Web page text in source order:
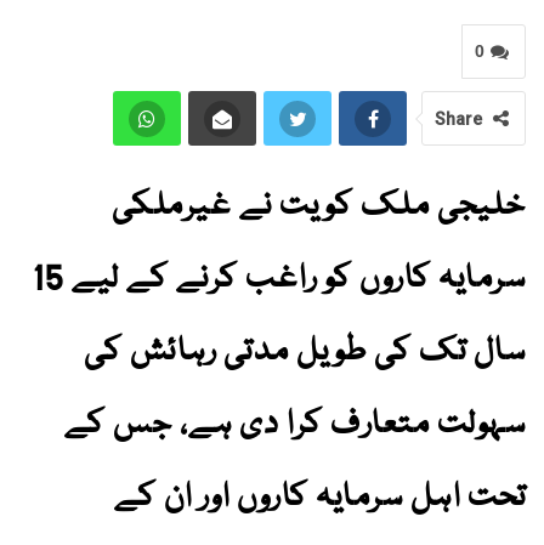
0
Share
خلیجی ملک کویت نے غیرملکی
سرمایہ کاروں کو راغب کرنے کے لیے 15
سال تک کی طویل مدتی رہائش کی
سہولت متعارف کرا دی ہے، جس کے
تحت اہل سرمایہ کاروں اور ان کے